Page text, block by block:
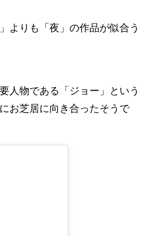
よりも「夜」の作品が似合う
人物である「ジョー」という
お芝居に向き合ったそうで